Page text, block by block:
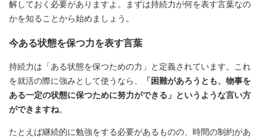
解しておく必要がありますよ。まずは持続力が何を表す言葉なの
かを知ることから始めましょう。
今ある状態を保つ力を表す言葉
持続力は「ある状態を保つための力」と定義されています。これ
を就活の際に強みとして使うなら、
「困難があろうとも、物事を
ある一定の状態に保つために努力ができる」というような言い方
ができますね。
たとえば継続的に勉強をする必要があるものの、時間の制約があ